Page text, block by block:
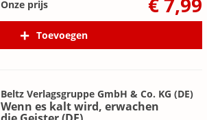
Onze prijs
Toevoegen
Beltz Verlagsgruppe GmbH & Co. KG (DE)
Wenn es kalt wird, erwachen